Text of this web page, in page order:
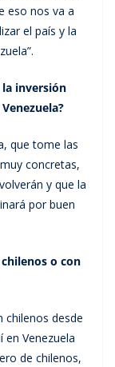
eso nos va a
el país y la
la inversión
que tome las
concretas,
y que la
por buen
o con
chilenos desde
en Venezuela
de chilenos,